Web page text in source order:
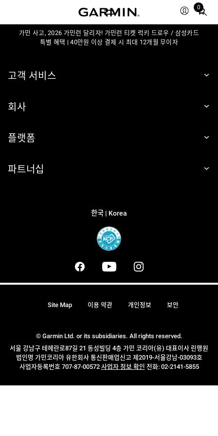
0
Total
items
in
가민 사고, 2026 가민런 달리자! 가민런 티켓 럭키 드로우 / 삼성카드
특별 혜택 | 40만원 이상 결제 시 최대 12개월 무이자
고객 서비스
회사
플랫폼
파트너십
한국 | Korea
© Garmin Ltd. or its subsidiaries. All rights reserved.
서울 강남구 테헤란로87길 21 동성빌딩 4층 가민 코리아(유) 대표이사 린맹원
법인명 가민코리아 유한회사 통신판매업신고 제2019-서울강남-03093호
사업자등록번호 707-87-00572 사업자 정보 확인 전화: 02-2141-5855
Site Map 이용 약관 개인정보 보안